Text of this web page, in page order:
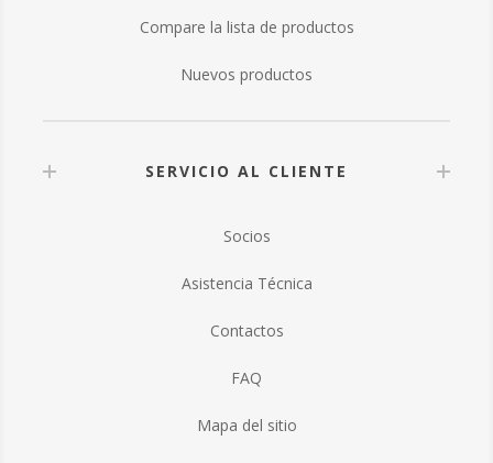
Compare la lista de productos
Nuevos productos
SERVICIO AL CLIENTE
Socios
Asistencia Técnica
Contactos
FAQ
Mapa del sitio